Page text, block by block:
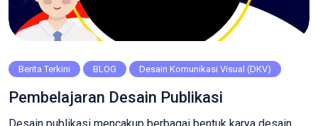
Berita Terkini BLOG Desain Komunikasi Visual (DKV)
Pembelajaran Desain Publikasi
Desain publikasi mencakup berbagai bentuk karya desain